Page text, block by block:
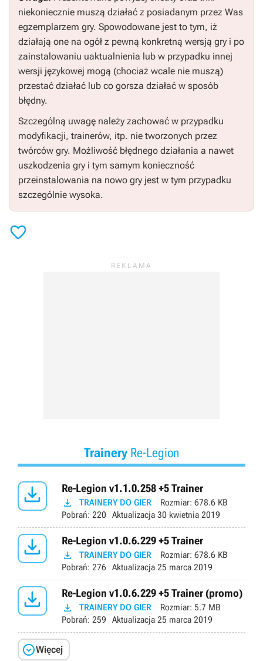
niekoniecznie muszą działać z posiadanym przez Was
egzemplarzem gry. Spowodowane jest to tym, iż
działają one na ogół z pewną konkretną wersją gry i po
zainstalowaniu uaktualnienia lub w przypadku innej
wersji językowej mogą (chociaż wcale nie muszą)
przestać działać lub co gorsza działać w sposób
błędny.
Szczególną uwagę należy zachować w przypadku
modyfikacji, trainerów, itp. nie tworzonych przez
twórców gry. Możliwość błędnego działania a nawet
uszkodzenia gry i tym samym konieczność
przeinstalowania na nowo gry jest w tym przypadku
szczególnie wysoka.

Trainery Re-Legion
 Re-Legion v1.1.0.258 +5 Trainer
 TRAINERY DO GIER Rozmiar: 678.6 KB
Pobrań: 220 Aktualizacja 30 kwietnia 2019
 Re-Legion v1.0.6.229 +5 Trainer
 TRAINERY DO GIER Rozmiar: 678.6 KB
Pobrań: 276 Aktualizacja 25 marca 2019
 Re-Legion v1.0.6.229 +5 Trainer (promo)
 TRAINERY DO GIER Rozmiar: 5.7 MB
Pobrań: 259 Aktualizacja 25 marca 2019
Więcej